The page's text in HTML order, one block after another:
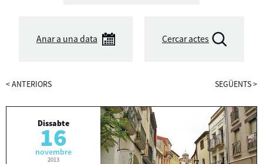
Anar a una data Cercar actes
<ANTERIORS SEGÜENTS>
Dissabte
16
novembre
2013